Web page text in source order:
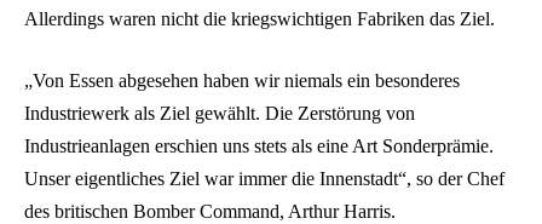
Allerdings waren nicht die kriegswichtigen Fabriken das Ziel.
„Von Essen abgesehen haben wir niemals ein besonderes
Industriewerk als Ziel gewählt. Die Zerstörung von
Industrieanlagen erschien uns stets als eine Art Sonderprämie.
Unser eigentliches Ziel war immer die Innenstadt“, so der Chef
des britischen Bomber Command, Arthur Harris.